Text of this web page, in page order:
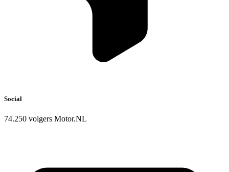
Social
74.250 volgers Motor.NL